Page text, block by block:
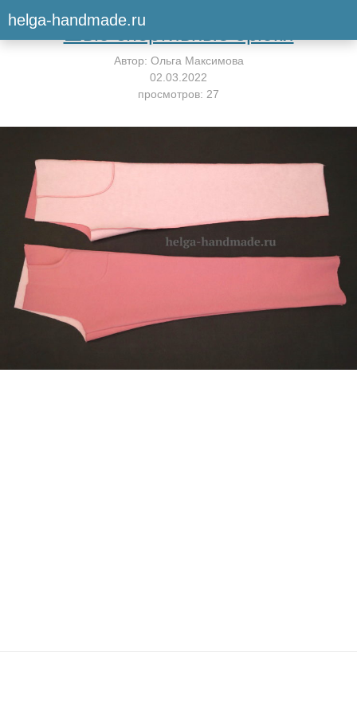
helga-handmade.ruВернуться к мастер-классу
Шью спортивные брюки
Автор: Ольга Максимова
02.03.2022
просмотров: 27